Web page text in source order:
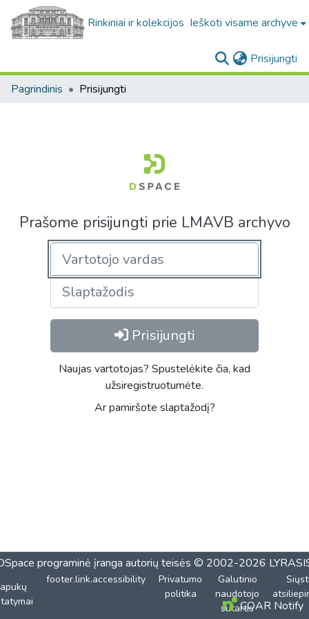
Rinkiniai ir kolekcijos Ieškoti visame archyve
Prisijungti
Pagrindinis Prisijungti
Prašome prisijungti prie LMAVB archyvo
Prisijungti
Naujas vartotojas? Spustelėkite čia, kad
užsiregistruotumėte.
Ar pamiršote slaptažodį?
programinė įranga autorių teisės © 2002-2026
footer.link.accessibility
Privatumo
politika
Galutinio
naudotojo
sutartisCOAR Notify